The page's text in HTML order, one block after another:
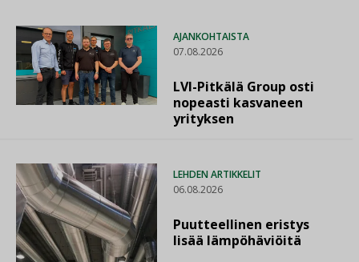
AJANKOHTAISTA
07.08.2026
LVI-Pitkälä Group osti
nopeasti kasvaneen
yrityksen
LEHDEN ARTIKKELIT
06.08.2026
Puutteellinen eristys
lisää lämpöhäviöitä